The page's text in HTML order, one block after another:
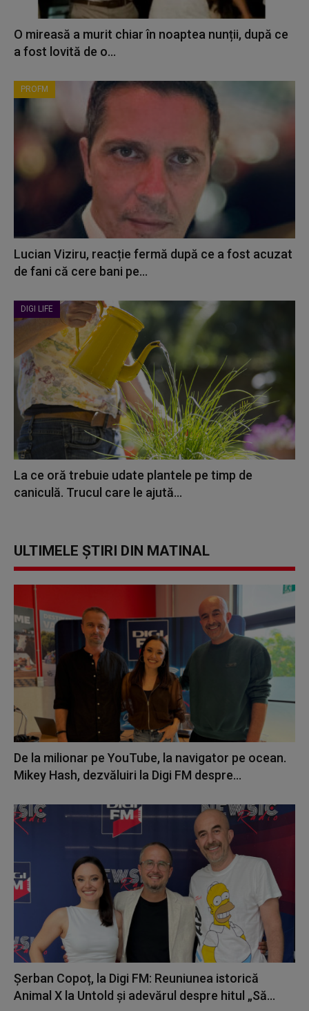
O mireasă a murit chiar în noaptea nunții, după ce
a fost lovită de o...
PROFM
Lucian Viziru, reacție fermă după ce a fost acuzat
de fani că cere bani pe...
DIGI LIFE
La ce oră trebuie udate plantele pe timp de
caniculă. Trucul care le ajută...
ULTIMELE ȘTIRI DIN MATINAL
De la milionar pe YouTube, la navigator pe ocean.
Mikey Hash, dezvăluiri la Digi FM despre...
Șerban Copoț, la Digi FM: Reuniunea istorică
Animal X la Untold și adevărul despre hitul „Să...